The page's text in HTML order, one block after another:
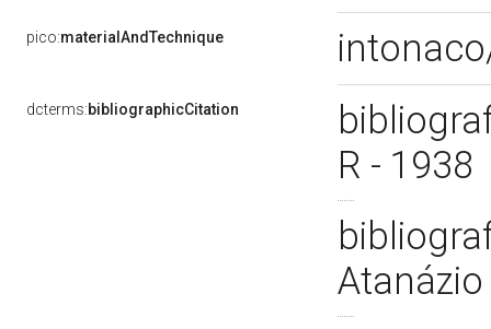
pico:materialAndTechnique
dcterms:bibliographicCitation
R - 1938